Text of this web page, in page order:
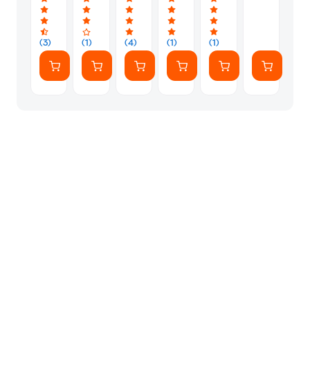
(3) (1) (4) (1) (1)